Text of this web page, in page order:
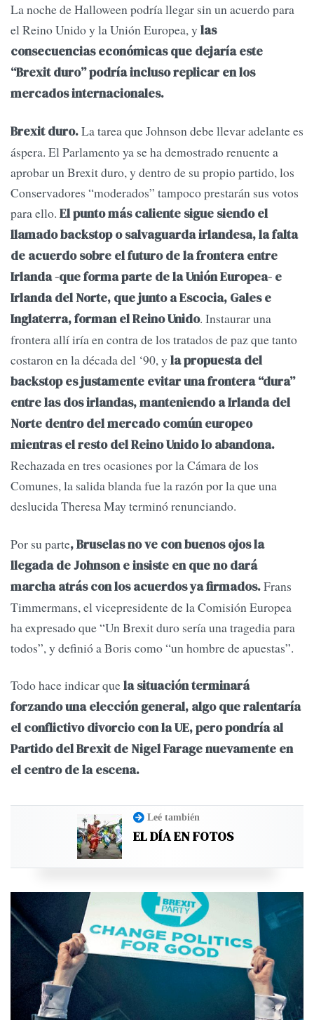
La noche de Halloween podría llegar sin un acuerdo para
el Reino Unido y la Unión Europea, y las
consecuencias económicas que dejaría este
“Brexit duro” podría incluso replicar en los
mercados internacionales.
Brexit duro.La tarea que Johnson debe llevar adelante es
áspera. El Parlamento ya se ha demostrado renuente a
aprobar un Brexit duro, y dentro de su propio partido, los
Conservadores “moderados” tampoco prestarán sus votos
para ello. El punto más caliente sigue siendo el
llamado backstop o salvaguarda irlandesa, la falta
de acuerdo sobre el futuro de la frontera entre
Irlanda -que forma parte de la Unión Europea- e
Irlanda del Norte, que junto a Escocia, Gales e
Inglaterra, forman el Reino Unido. Instaurar una
frontera allí iría en contra de los tratados de paz que tanto
costaron en la década del ‘90, y la propuesta del
backstop es justamente evitar una frontera “dura”
entre las dos irlandas, manteniendo a Irlanda del
Norte dentro del mercado común europeo
mientras el resto del Reino Unido lo abandona.
Rechazada en tres ocasiones por la Cámara de los
Comunes, la salida blanda fue la razón por la que una
deslucida Theresa May terminó renunciando.
Por su parte, Bruselas no ve con buenos ojos la
llegada de Johnson e insiste en que no dará
marcha atrás con los acuerdos ya firmados.Frans
Timmermans, el vicepresidente de la Comisión Europea
ha expresado que “Un Brexit duro sería una tragedia para
todos”, y definió a Boris como “un hombre de apuestas”.
Todo hace indicar quela situación terminará
forzando una elección general, algo que ralentaría
el conflictivo divorcio con la UE, pero pondría al
Partido del Brexit de Nigel Farage nuevamente en
el centro de la escena.
Leé también
EL DÍA EN FOTOS